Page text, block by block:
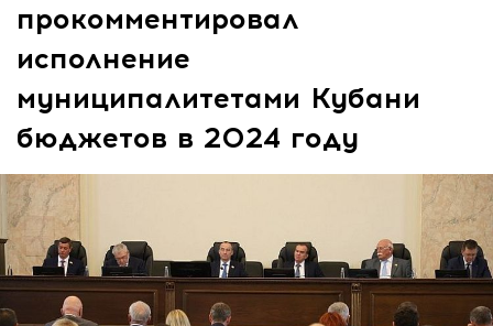
прокомментировал
исполнение
муниципалитетами Кубани
бюджетов в 2024 году